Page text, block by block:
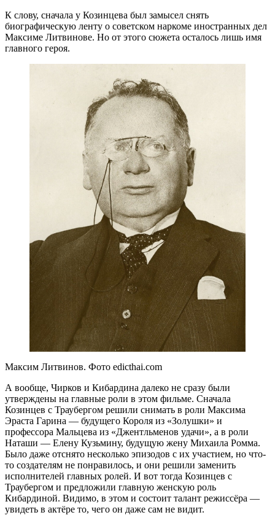
К слову, сначала у Козинцева был замысел снять
биографическую ленту о советском наркоме иностранных дел
Максиме Литвинове. Но от этого сюжета осталось лишь имя
главного героя.
Максим Литвинов. Фото edicthai.com
А вообще, Чирков и Кибардина далеко не сразу были
утверждены на главные роли в этом фильме. Сначала
Козинцев с Траубергом решили снимать в роли Максима
Эраста Гарина — будущего Короля из «Золушки» и
профессора Мальцева из «Джентльменов удачи», а в роли
Наташи — Елену Кузьмину, будущую жену Михаила Ромма.
Было даже отснято несколько эпизодов с их участием, но что-
то создателям не понравилось, и они решили заменить
исполнителей главных ролей. И вот тогда Козинцев с
Траубергом и предложили главную женскую роль
Кибардиной. Видимо, в этом и состоит талант режиссёра —
увидеть в актёре то, чего он даже сам не видит.